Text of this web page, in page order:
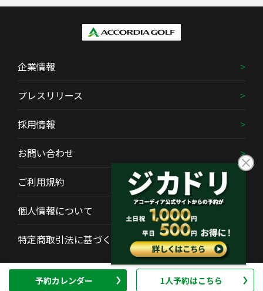
予約カレンダー 1人予約はこちら
企業情報
プレスリリース
採用情報
お問い合わせ
ご利用規約
個人情報について
特定商取引法に基づく表示
Copyright (C) ACCORDIA GOLF Co., Ltd. All Rights Reserved.